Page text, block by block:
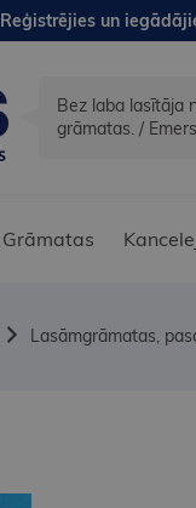
Reģistrējies un
Bez laba lasītāja
grāmatas. /
Grāmatas
Lasāmgrāmatas,